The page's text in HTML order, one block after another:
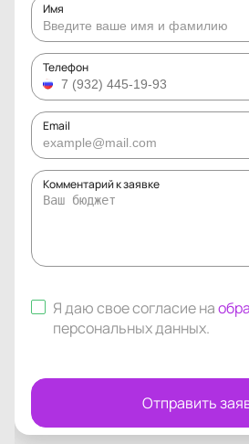
Имя
Телефон
Email
Комментарий к заявке
Я даю свое согласие на
персональных данных.
Отправить